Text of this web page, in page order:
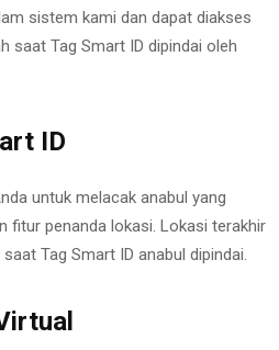
sistem kami dan dapat diakses
saat Tag Smart ID dipindai oleh
ID
untuk melacak anabul yang
fitur penanda lokasi. Lokasi terakhir
Tag Smart ID anabul dipindai.